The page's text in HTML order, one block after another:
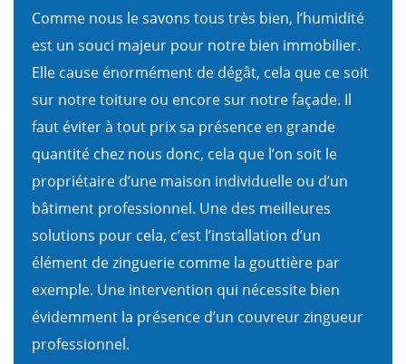
Comme nous le savons tous très bien, l’humidité
est un souci majeur pour notre bien immobilier.
Elle cause énormément de dégât, cela que ce soit
sur notre toiture ou encore sur notre façade. Il
faut éviter à tout prix sa présence en grande
quantité chez nous donc, cela que l’on soit le
propriétaire d’une maison individuelle ou d’un
bâtiment professionnel. Une des meilleures
solutions pour cela, c’est l’installation d’un
élément de zinguerie comme la gouttière par
exemple. Une intervention qui nécessite bien
évidemment la présence d’un couvreur zingueur
professionnel.